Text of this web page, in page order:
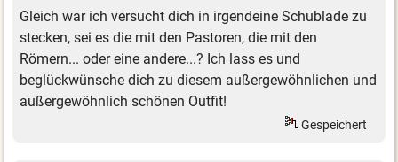
Gleich war ich versucht dich in irgendeine Schublade zu
stecken, sei es die mit den Pastoren, die mit den
Römern... oder eine andere...? Ich lass es und
beglückwünsche dich zu diesem außergewöhnlichen und
außergewöhnlich schönen Outfit!
Gespeichert